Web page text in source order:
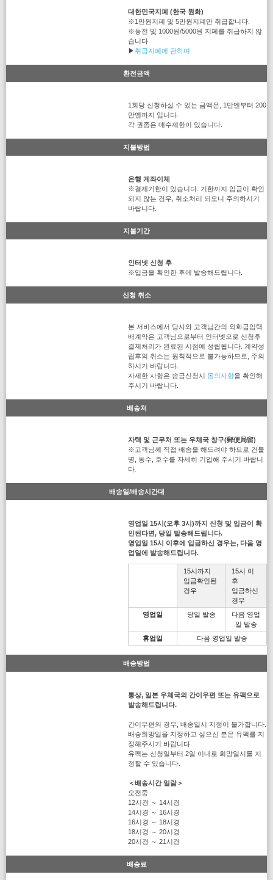
대한민국지폐 (한국 원화)
※1만원지폐 및 5만원지폐만 취급합니다.
※동전 및 1000원/5000원 지페를 취급하지 않
습니다.
▶취급지폐에 관하여
환전금액
1회당 신청하실 수 있는 금액은, 1만엔부터 200
만엔까지 입니다.
각 권종은 매수제한이 있습니다.
지불방법
은행 계좌이체
※결제기한이 있습니다. 기한까지 입금이 확인
되지 않는 경우, 취소처리 되오니 주의하시기
바랍니다.
지불기간
인터넷 신청 후
※입금을 확인한 후에 발송해드립니다.
신청 취소
본 서비스에서 당사와 고객님간의 외화금입택
배계약은 고객님으로부터 인터넷으로 신청후
결제처리가 완료된 시점에 성립됩니다. 계약성
립후의 취소는 원칙적으로 불가능하므로, 주의
하시기 바랍니다.
자세한 사항은 송금신청시 동의사항을 확인해
주시기 바랍니다.
배송처
자택 및 근무처 또는 우체국 창구(郵便局留)
※고객님께 직접 배송을 해드려야 하므로 건물
명, 동수, 호수를 자세히 기입해 주시기 바랍니
다.
배송일/배송시간대
영업일 15시(오후 3시)까지 신청 및 입금이 확
인된다면, 당일 발송해드립니다.
영업일 15시 이후에 입금하신 경우는, 다음 영
업일에 발송해드립니다.
15시까지
입금확인된
경우
15시 이
후
입금하신
경우
영업일
당일 발송
다음 영업
일 발송
휴업일
다음 영업일 발송
배송방법
통상, 일본 우체국의 간이우편 또는 유팩으로
발송해드립니다.
간이우편의 경우, 배송일시 지정이 불가합니다.
배송희망일을 지정하고 싶으신 분은 유팩를 지
정해주시기 바랍니다.
유팩는 신청일부터 2일 이내로 희망일시를 지
정할 수 있습니다.
＜배송시간 일람＞
오전중
12시경 ～ 14시경
14시경 ～ 16시경
16시경 ～ 18시경
18시경 ～ 20시경
20시경 ～ 21시경
배송료